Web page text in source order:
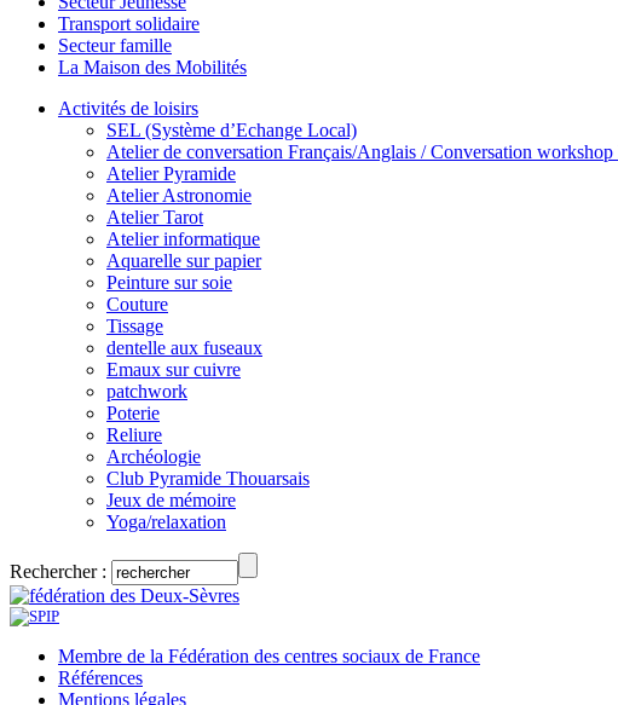
Transport solidaire
Secteur famille
La Maison des Mobilités
Activités de loisirs
SEL (Système d’Echange Local)
Atelier de conversation Français/Anglais / Conversation
Atelier Pyramide
Atelier Astronomie
Atelier Tarot
Atelier informatique
Aquarelle sur papier
Peinture sur soie
Couture
Tissage
dentelle aux fuseaux
Emaux sur cuivre
patchwork
Poterie
Reliure
Archéologie
Club Pyramide Thouarsais
Jeux de mémoire
Yoga/relaxation
Rechercher :
Membre de la Fédération des centres sociaux de France
Références
Mentions légales